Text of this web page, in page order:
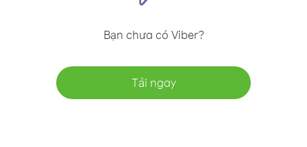
Bạn chưa có Viber?
Tải ngay